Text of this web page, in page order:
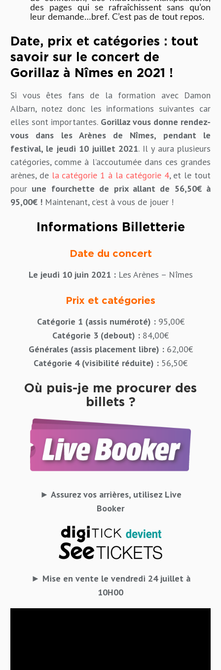
des pages qui se rafraîchissent sans qu’on
leur demande…bref. C’est pas de tout repos.
Date, prix et catégories : tout
savoir sur le concert de
Gorillaz à Nîmes en 2021 !
Si vous êtes fans de la formation avec Damon
Albarn, notez donc les informations suivantes car
elles sont importantes. Gorillaz vous donne rendez-
vous dans les Arènes de Nîmes, pendant le
festival, le jeudi 10 juillet 2021. Il y aura plusieurs
catégories, comme à l’accoutumée dans ces grandes
arènes, de la catégorie 1 à la catégorie 4, et le tout
pour une fourchette de prix allant de 56,50€ à
95,00€ ! Maintenant, c’est à vous de jouer !
Informations Billetterie
Date du concert
Le jeudi 10 juin 2021 :Les Arènes – Nîmes
Prix et catégories
Catégorie 1 (assis numéroté) :95,00€
Catégorie 3 (debout) : 84,00€
Générales (assis placement libre) :62,00€
Catégorie 4 (visibilité réduite) : 56,50€
Où puis-je me procurer des
billets ?
► Assurez vos arrières, utilisez Live
Booker
► Mise en vente le vendredi 24 juillet à
10H00